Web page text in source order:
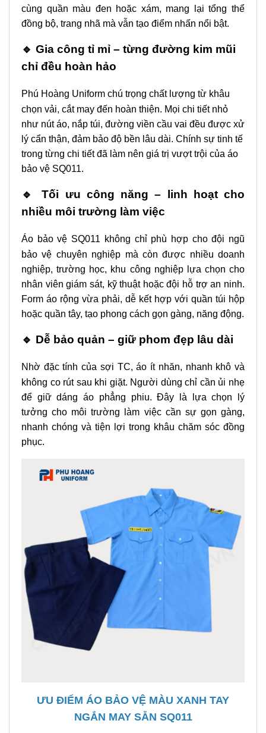
cùng quần màu đen hoặc xám, mang lại tổng thể
đồng bộ, trang nhã mà vẫn tạo điểm nhấn nổi bật.
🔹 Gia công tỉ mỉ – từng đường kim mũi
chỉ đều hoàn hảo
Phú Hoàng Uniform chú trọng chất lượng từ khâu
chọn vải, cắt may đến hoàn thiện. Mọi chi tiết nhỏ
như nút áo, nắp túi, đường viền cầu vai đều được xử
lý cẩn thận, đảm bảo độ bền lâu dài. Chính sự tinh tế
trong từng chi tiết đã làm nên giá trị vượt trội của áo
bảo vệ SQ011.
🔹 Tối ưu công năng – linh hoạt cho
nhiều môi trường làm việc
Áo bảo vệ SQ011 không chỉ phù hợp cho đội ngũ
bảo vệ chuyên nghiệp mà còn được nhiều doanh
nghiệp, trường học, khu công nghiệp lựa chọn cho
nhân viên giám sát, kỹ thuật hoặc đội hỗ trợ an ninh.
Form áo rộng vừa phải, dễ kết hợp với quần túi hộp
hoặc quần tây, tạo phong cách gọn gàng, năng động.
🔹 Dễ bảo quản – giữ phom đẹp lâu dài
Nhờ đặc tính của sợi TC, áo ít nhăn, nhanh khô và
không co rút sau khi giặt. Người dùng chỉ cần ủi nhẹ
để giữ dáng áo phẳng phiu. Đây là lựa chọn lý
tưởng cho môi trường làm việc cần sự gọn gàng,
nhanh chóng và tiện lợi trong khâu chăm sóc đồng
phục.
ƯU ĐIỂM ÁO BẢO VỆ MÀU XANH TAY
NGẮN MAY SẴN SQ011